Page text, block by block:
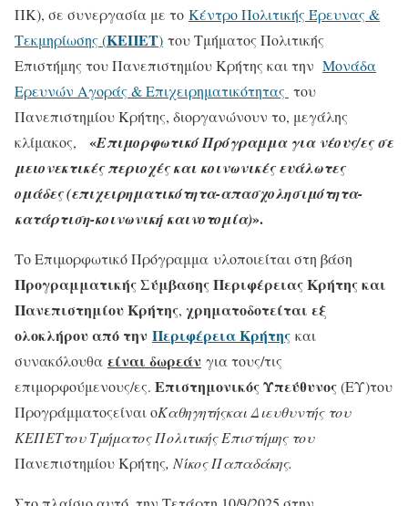
ΠΚ), σε συνεργασία με το Κέντρο Πολιτικής Έρευνας &
Τεκμηρίωσης (ΚΕΠΕΤ) του Τμήματος Πολιτικής
Επιστήμης του Πανεπιστημίου Κρήτης και την Μονάδα
Ερευνών Αγοράς & Επιχειρηματικότητας του
Πανεπιστημίου Κρήτης, διοργανώνουν το, μεγάλης
κλίμακος, «Επιμορφωτικό Πρόγραμμα για νέους/ες σε
μειονεκτικές περιοχές και κοινωνικές ευάλωτες
ομάδες (επιχειρηματικότητα-απασχολησιμότητα-
κατάρτιση-κοινωνική καινοτομία)».
Το Επιμορφωτικό Πρόγραμμα υλοποιείται στη βάση
Προγραμματικής Σύμβασης Περιφέρειας Κρήτης και
Πανεπιστημίου Κρήτης, χρηματοδοτείται εξ
ολοκλήρου από την Περιφέρεια Κρήτης και
συνακόλουθα είναι δωρεάν για τους/τις
επιμορφούμενους/ες. Επιστημονικός Υπεύθυνος(ΕΥ)του
Προγράμματοςείναι οΚαθηγητήςκαι Διευθυντής του
ΚΕΠΕΤτου Τμήματος Πολιτικής Επιστήμης του
Πανεπιστημίου Κρήτης, Νίκος Παπαδάκης.